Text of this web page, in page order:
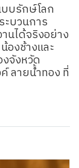
บรักษ์โลก
ะบวนการ
นได้จริงอย่าง
องช้างและ
จังหวัด
ลายน้ำทอง ที่